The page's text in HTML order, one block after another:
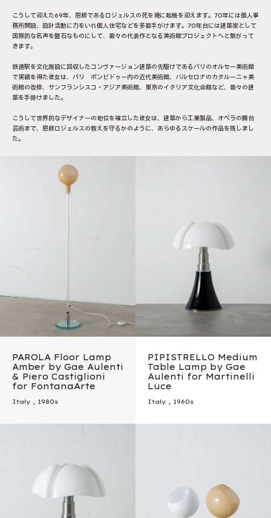
こうして迎えた69年、恩師であるロジェルスの死を境に転機を迎えます。70年には個人事
務所開設、設計活動に力をいれ個人住宅などを多数手がけます。70年台には建築家として
国際的な名声を盤石なものにして、数々の代表作となる美術館プロジェクトへと繋がって
きます。
鉄道駅を文化施設に回収したコンヴァージョン建築の先駆けであるパリのオルセー美術館
で実績を得た彼女は、パリ ポンピドゥー内の近代美術館、バルセロナのカタルーニャ美
術館の改修、サンフランシスコ・アジア美術館、東京のイタリア文化会館など、数々の建
築を手掛けました。
こうして世界的なデザイナーの地位を確立した彼女は、建築から工業製品、オペラの舞台
芸術まで、恩師ロジェルスの教えを守るかのように、あらゆるスケールの作品を残しまし
た。
PAROLA Floor Lamp
Amber by Gae Aulenti
& Piero Castiglioni
for FontanaArte
Italy , 1980s
PIPISTRELLO Medium
Table Lamp by Gae
Aulenti for Martinelli
Luce
Italy , 1960s